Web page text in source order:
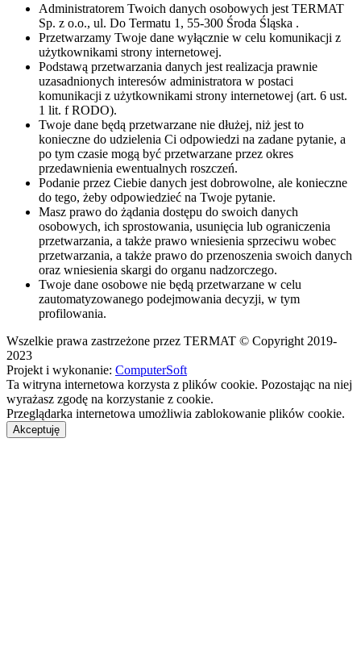
Administratorem Twoich danych osobowych jest TERMAT
Sp. z o.o., ul. Do Termatu 1, 55-300 Środa Śląska .
Przetwarzamy Twoje dane wyłącznie w celu komunikacji z
użytkownikami strony internetowej.
Podstawą przetwarzania danych jest realizacja prawnie
uzasadnionych interesów administratora w postaci
komunikacji z użytkownikami strony internetowej (art. 6 ust.
1 lit. f RODO).
Twoje dane będą przetwarzane nie dłużej, niż jest to
konieczne do udzielenia Ci odpowiedzi na zadane pytanie, a
po tym czasie mogą być przetwarzane przez okres
przedawnienia ewentualnych roszczeń.
Podanie przez Ciebie danych jest dobrowolne, ale konieczne
do tego, żeby odpowiedzieć na Twoje pytanie.
Masz prawo do żądania dostępu do swoich danych
osobowych, ich sprostowania, usunięcia lub ograniczenia
przetwarzania, a także prawo wniesienia sprzeciwu wobec
przetwarzania, a także prawo do przenoszenia swoich danych
oraz wniesienia skargi do organu nadzorczego.
Twoje dane osobowe nie będą przetwarzane w celu
zautomatyzowanego podejmowania decyzji, w tym
profilowania.
Wszelkie prawa zastrzeżone przez TERMAT © Copyright 2019-
2023
Projekt i wykonanie: ComputerSoft
Ta witryna internetowa korzysta z plików cookie. Pozostając na niej
wyrażasz zgodę na korzystanie z cookie.
Przeglądarka internetowa umożliwia zablokowanie plików cookie.
Akceptuję